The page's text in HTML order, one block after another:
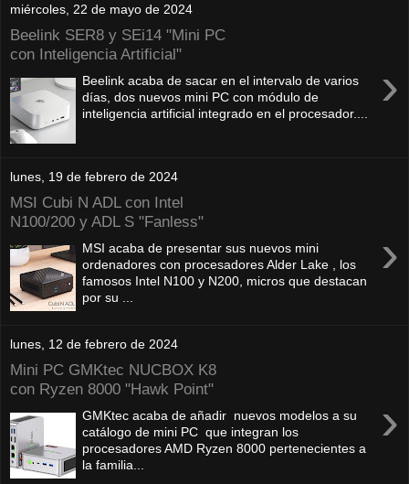
miércoles, 22 de mayo de 2024
Beelink SER8 y SEi14 "Mini PC
con Inteligencia Artificial"
›
Beelink acaba de sacar en el intervalo de varios
días, dos nuevos mini PC con módulo de
inteligencia artificial integrado en el procesador....
lunes, 19 de febrero de 2024
MSI Cubi N ADL con Intel
N100/200 y ADL S "Fanless"
›
MSI acaba de presentar sus nuevos mini
ordenadores con procesadores Alder Lake , los
famosos Intel N100 y N200, micros que destacan
por su ...
lunes, 12 de febrero de 2024
Mini PC GMKtec NUCBOX K8
con Ryzen 8000 "Hawk Point"
›
GMKtec acaba de añadir nuevos modelos a su
catálogo de mini PC que integran los
procesadores AMD Ryzen 8000 pertenecientes a
la familia...